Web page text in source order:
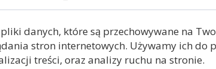
czyli:
pomieszczeń oraz wizualizacjami
pliki danych, które są przechowywane na
stron internetowych. Używamy ich do
treści, oraz analizy ruchu na stronie.